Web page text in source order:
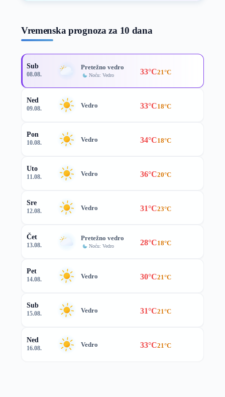
Vremenska prognoza za 10 dana
Sub
08.08.
Pretežno vedro
Noću: Vedro 33°C21°C
Ned
09.08. Vedro 33°C18°C
Pon
10.08. Vedro 34°C18°C
Uto
11.08. Vedro 36°C20°C
Sre
12.08. Vedro 31°C23°C
Čet
13.08.
Pretežno vedro
Noću: Vedro 28°C18°C
Pet
14.08. Vedro 30°C21°C
Sub
15.08. Vedro 31°C21°C
Ned
16.08. Vedro 33°C21°C